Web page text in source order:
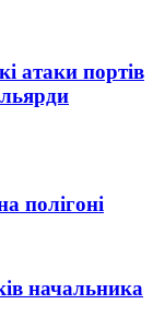
атаки портів
полігоні
начальника